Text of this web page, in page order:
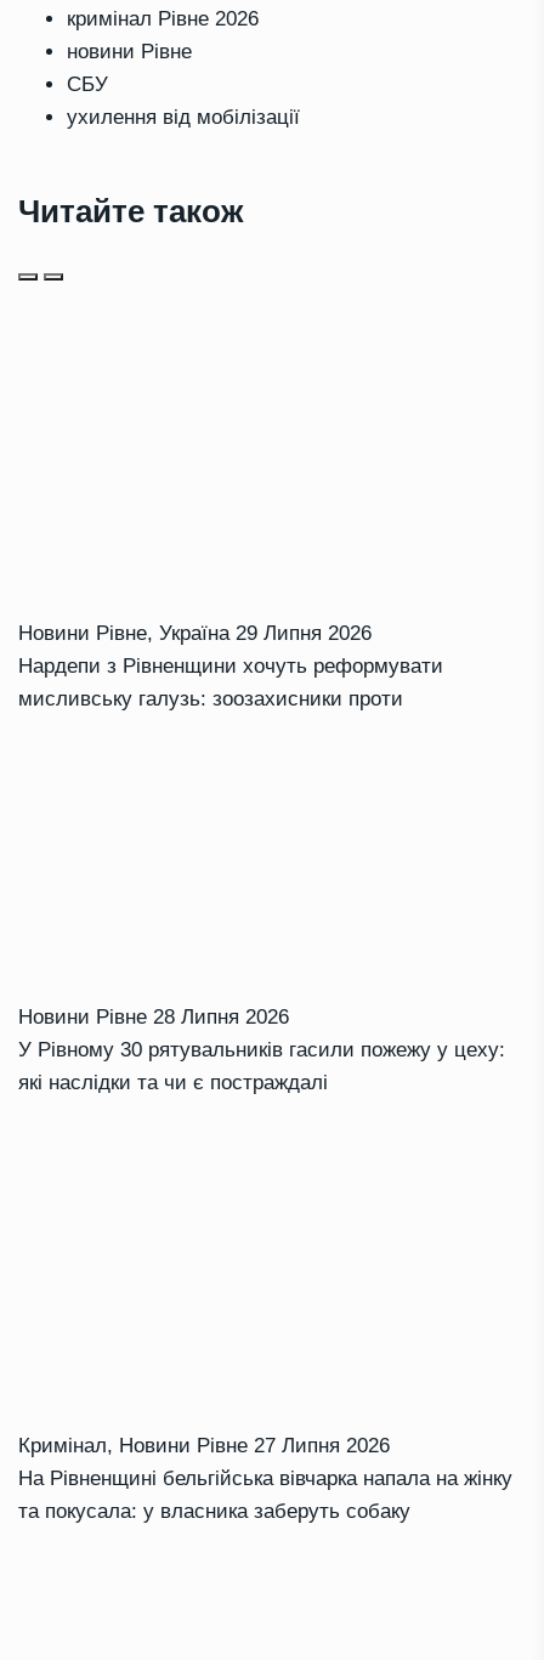
кримінал Рівне 2026
новини Рівне
СБУ
ухилення від мобілізації
Читайте також
Новини Рівне, Україна 29 Липня 2026
Нардепи з Рівненщини хочуть реформувати
мисливську галузь: зоозахисники проти
Новини Рівне 28 Липня 2026
У Рівному 30 рятувальників гасили пожежу у цеху:
які наслідки та чи є постраждалі
Кримінал, Новини Рівне 27 Липня 2026
На Рівненщині бельгійська вівчарка напала на жінку
та покусала: у власника заберуть собаку